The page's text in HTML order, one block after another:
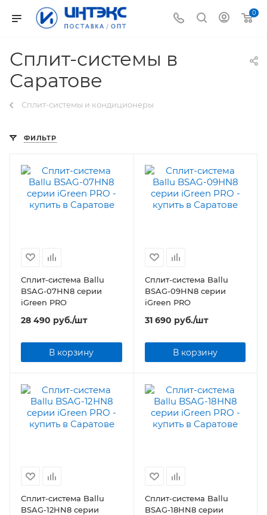
0
Сплит-системы в
Саратове
Сплит-системы и кондиционеры
ФИЛЬТР
Сплит-система Ballu
BSAG-07HN8 серии
iGreen PRO
28 490 руб./шт
В корзину
Сплит-система Ballu
BSAG-09HN8 серии
iGreen PRO
31 690 руб./шт
В корзину
Сплит-система Ballu
BSAG-12HN8 серии
Сплит-система Ballu
BSAG-18HN8 серии